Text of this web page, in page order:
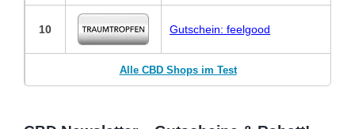
10 Gutschein: feelgood
Alle CBD Shops im Test